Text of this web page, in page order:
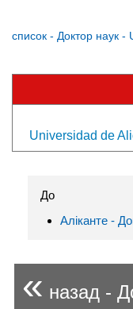
список - Доктор наук
Universidad de
До
Аліканте -
« назад -